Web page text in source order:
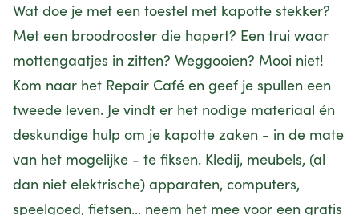
Wat doe je met een toestel met kapotte stekker?
Met een broodrooster die hapert? Een trui waar
mottengaatjes in zitten? Weggooien? Mooi niet!
Kom naar het Repair Café en geef je spullen een
tweede leven. Je vindt er het nodige materiaal én
deskundige hulp om je kapotte zaken - in de mate
van het mogelijke - te fiksen. Kledij, meubels, (al
dan niet elektrische) apparaten, computers,
speelgoed, fietsen... neem het mee voor een gratis